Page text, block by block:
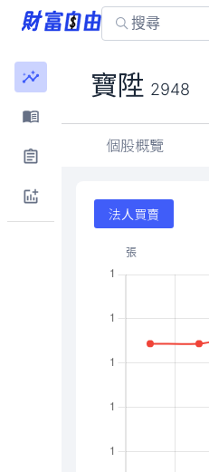
寶陞 2948
個股概覽
法人買賣